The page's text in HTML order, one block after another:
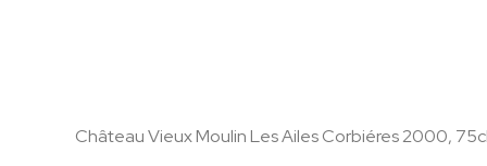
Château Vieux Moulin Les Ailes Corbiéres 2000,